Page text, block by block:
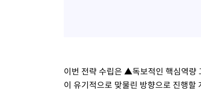
이번 전략 수립은 ▲독보적인 핵심역
이 유기적으로 맞물린 방향으로 진행할